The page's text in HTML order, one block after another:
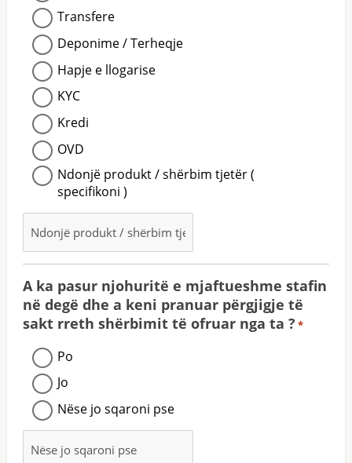
Transfere
Deponime / Terheqje
Hapje e llogarise
KYC
Kredi
OVD
Ndonjë produkt / shërbim tjetër (
specifikoni )
A ka pasur njohuritë e mjaftueshme stafin
në degë dhe a keni pranuar përgjigje të
sakt rreth shërbimit të ofruar nga ta ? *
Po
Jo
Nëse jo sqaroni pse